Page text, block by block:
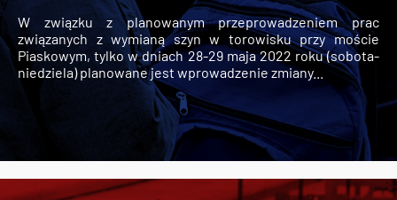
W związku z planowanym przeprowadzeniem prac
związanych z wymianą szyn w torowisku przy moście
Piaskowym, tylko w dniach 28-29 maja 2022 roku (sobota-
niedziela) planowane jest wprowadzenie zmiany...